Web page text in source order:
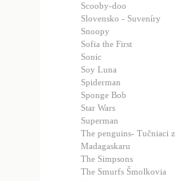
Scooby-doo
Slovensko - Suveníry
Snoopy
Sofia the First
Sonic
Soy Luna
Spiderman
Sponge Bob
Star Wars
Superman
The penguins- Tučniaci z
Madagaskaru
The Simpsons
The Smurfs Šmolkovia